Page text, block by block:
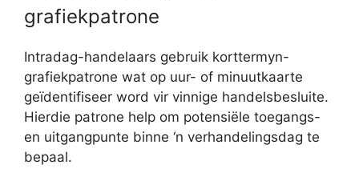
grafiekpatrone
Intradag-handelaars gebruik korttermyn-
grafiekpatrone wat op uur- of minuutkaarte
geïdentifiseer word vir vinnige handelsbesluite.
Hierdie patrone help om potensiële toegangs-
en uitgangpunte binne ‘n verhandelingsdag te
bepaal.